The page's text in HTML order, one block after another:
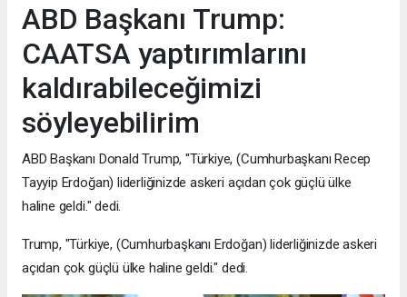
ABD Başkanı Trump:
CAATSA yaptırımlarını
kaldırabileceğimizi
söyleyebilirim
ABD Başkanı Donald Trump, "Türkiye, (Cumhurbaşkanı Recep
Tayyip Erdoğan) liderliğinizde askeri açıdan çok güçlü ülke
haline geldi." dedi.
Trump, "Türkiye, (Cumhurbaşkanı Erdoğan) liderliğinizde askeri
açıdan çok güçlü ülke haline geldi." dedi.